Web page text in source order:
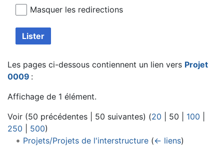
Masquer les redirections
Lister
Les pages ci-dessous contiennent un lien vers Projet
0009 :
Affichage de 1 élément.
Voir (50 précédentes 50 suivantes) (20 50 100
250
500)
Projets/Projets de l'interstructure (← liens)